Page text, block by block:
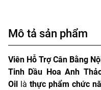
Mô tả sản phẩm
Viên Hỗ Trợ Cân Bằng
Tinh Dầu Hoa Anh
Oil
làthực phẩm chức